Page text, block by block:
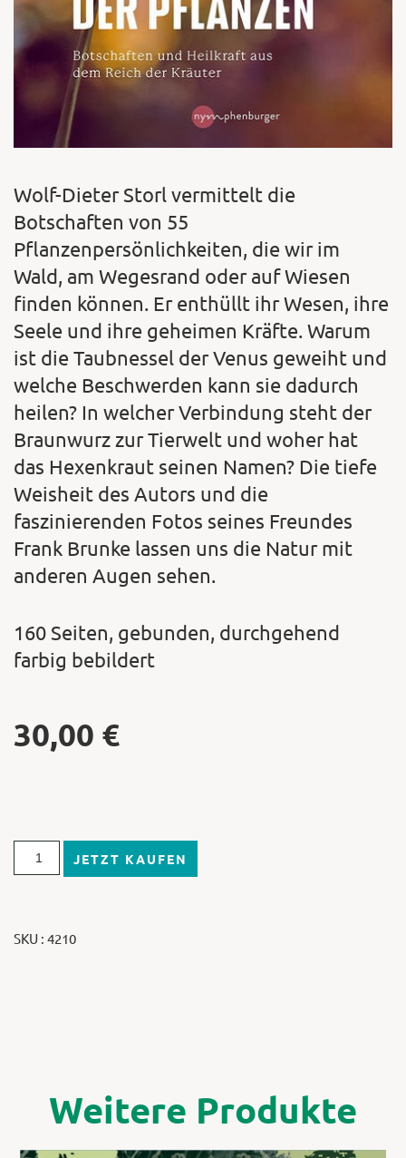
Wolf-Dieter Storl vermittelt die
Botschaften von 55
Pflanzenpersönlichkeiten, die wir im
Wald, am Wegesrand oder auf Wiesen
finden können. Er enthüllt ihr Wesen, ihre
Seele und ihre geheimen Kräfte. Warum
ist die Taubnessel der Venus geweiht und
welche Beschwerden kann sie dadurch
heilen? In welcher Verbindung steht der
Braunwurz zur Tierwelt und woher hat
das Hexenkraut seinen Namen? Die tiefe
Weisheit des Autors und die
faszinierenden Fotos seines Freundes
Frank Brunke lassen uns die Natur mit
anderen Augen sehen.
160 Seiten, gebunden, durchgehend
farbig bebildert
30,00 €
JETZT KAUFEN
SKU : 4210
Weitere Produkte